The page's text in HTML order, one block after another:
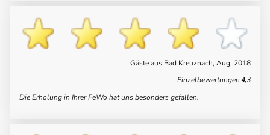
Gäste aus Bad Kreuznach, Aug. 2018
Einzelbewertungen 4,3
Die Erholung in Ihrer FeWo hat uns besonders gefallen.